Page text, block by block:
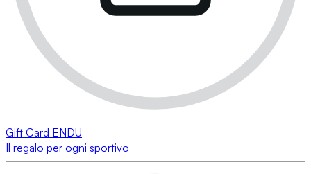
Gift Card ENDU
Il regalo per ogni sportivo